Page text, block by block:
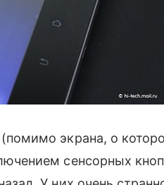
экрана, о
сенсорных